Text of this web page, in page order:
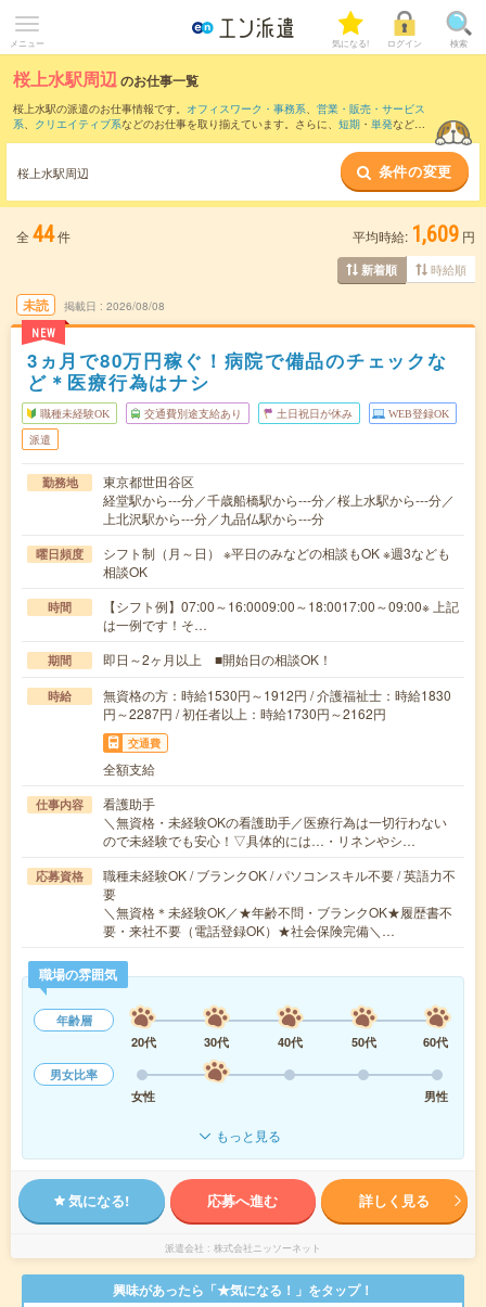
メニュー 気になる! ログイン 検索
桜上水駅周辺のお仕事一覧
桜上水駅の派遣のお仕事情報です。 オフィスワーク・事務系、 営業・販売・サービス
系、 クリエイティブ系などのお仕事を取り揃えています。さらに、 短期 ・ 単発などの
また、成城学園前駅
など近隣駅のお仕事もご確
認いただけます。
桜上水駅周辺 条件の変更
全 44件 平均時給: 1,609 円
新着順 時給順
未読
NEW
掲載日 2026/08/08
3ヵ月で80万円稼ぐ！病院で備品のチェックな
ど＊医療行為はナシ
職種未経験OK 交通費別途支給あり 土日祝日が休み WEB登録OK
派遣
勤務地
東京都世田谷区
経堂駅から---分／千歳船橋駅から---分／桜上水駅から---分／
上北沢駅から---分／九品仏駅から---分
曜日頻度
シフト制（月～日） ※平日のみなどの相談もOK ※週3なども
相談OK
時間
【シフト例】07:00～16:0009:00～18:0017:00～09:00※ 上記
は一例です！そ…
期間 即日～2ヶ月以上 ■開始日の相談OK！
時給
無資格の方：時給1530円～1912円 / 介護福祉士：時給1830
円～2287円 / 初任者以上：時給1730円～2162円
交通費
全額支給
仕事内容
看護助手
＼無資格・未経験OKの看護助手／医療行為は一切行わない
ので未経験でも安心！▽具体的には…・リネンやシ…
応募資格
職種未経験OK / ブランクOK / パソコンスキル不要 / 英語力不
要
＼無資格＊未経験OK／★年齢不問・ブランクOK★履歴書不
要・来社不要（電話登録OK）★社会保険完備＼…
職場の雰囲気
年齢層
20代
30代 40代 50代
60代
男女比率
女性
男性
もっと見る
気になる! 応募へ進む 詳しく見る
派遣会社 株式会社ニッソーネット
興味があったら「★気になる！」をタップ！